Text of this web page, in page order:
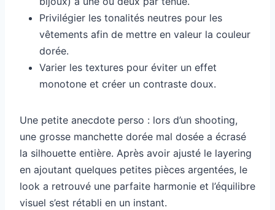
Privilégier les tonalités neutres pour les
vêtements afin de mettre en valeur la couleur
dorée.
Varier les textures pour éviter un effet
monotone et créer un contraste doux.
Une petite anecdote perso : lors d’un shooting,
une grosse manchette dorée mal dosée a écrasé
la silhouette entière. Après avoir ajusté le layering
en ajoutant quelques petites pièces argentées, le
look a retrouvé une parfaite harmonie et l’équilibre
visuel s’est rétabli en un instant.